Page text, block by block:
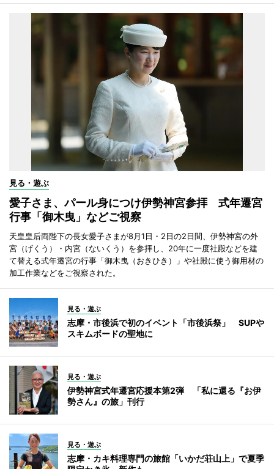
見る・遊ぶ
愛子さま、パール身につけ伊勢神宮参拝 式年遷宮
行事「御木曳」などご視察
天皇皇后両陛下の長女愛子さまが8月1日・2日の2日間、伊勢神宮の外
宮（げくう）・内宮（ないくう）を参拝し、20年に一度社殿などを建
て替える式年遷宮の行事「御木曳（おきひき）」や社殿に使う御用材の
加工作業などをご視察された。
見る・遊ぶ
志摩・市後浜で初のイベント「市後浜祭」 SUPや
スキムボードの聖地に
見る・遊ぶ
伊勢神宮式年遷宮応援本第2弾 「私に還る『お伊
勢さん』の旅」刊行
見る・遊ぶ
志摩・カキ料理専門の旅館「いかだ荘山上」で夏季